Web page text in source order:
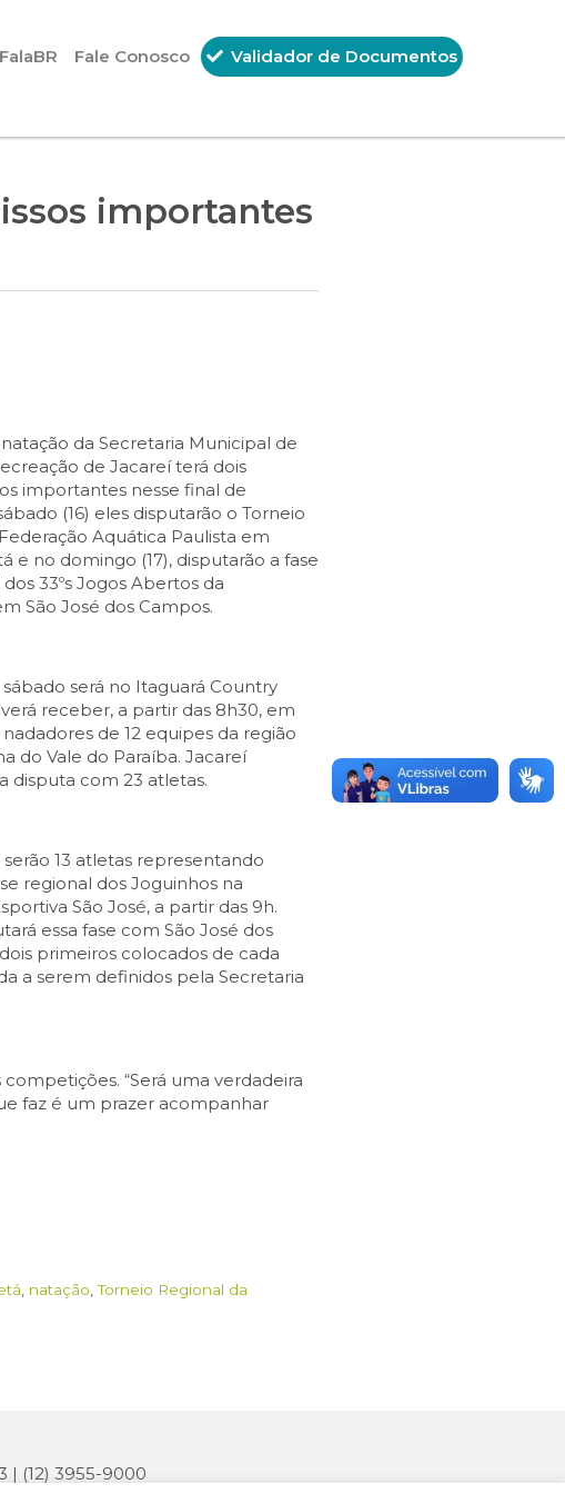
FalaBR Fale Conosco Validador de Documentos
importantes
da Secretaria Municipal de
de Jacareí terá dois
importantes nesse final de
(16) eles disputarão o Torneio
Aquática Paulista em
e no domingo (17), disputarão a fase
33ºs Jogos Abertos da
São José dos Campos.
será no Itaguará Country
receber, a partir das 8h30, em
de 12 equipes da região
do Vale do Paraíba. Jacareí
disputa com 23 atletas.
13 atletas representando
regional dos Joguinhos na
São José, a partir das 9h.
essa fase com São José dos
primeiros colocados de cada
a serem definidos pela Secretaria
“Será uma verdadeira
faz é um prazer acompanhar
natação ,Torneio Regional da
| (12) 3955-9000